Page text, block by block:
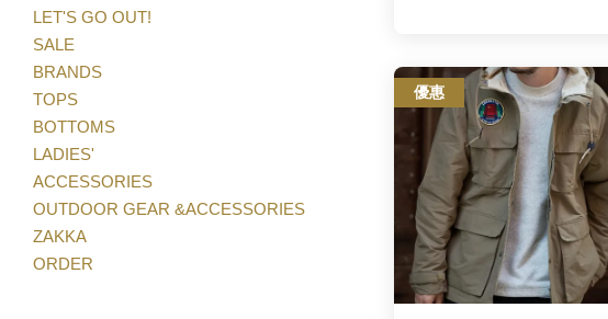
LET'S GO OUT!
SALE
BRANDS
TOPS
BOTTOMS
LADIES'
ACCESSORIES
OUTDOOR GEAR &ACCESSORIES
ZAKKA
ORDER
優惠